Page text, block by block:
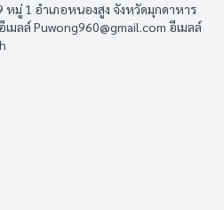
มู่ 1 อำเภอหนองสูง จังหวัดมุกดาหาร
เมลล์Puwong960@gmail.com อีเมลล์